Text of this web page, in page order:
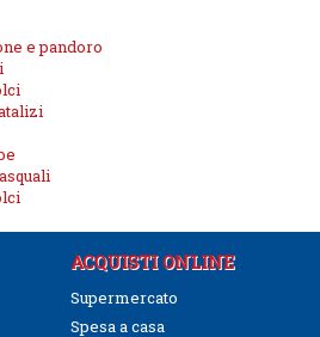
e pandoro
ACQUISTI ONLINE
Supermercato
Spesa a casa